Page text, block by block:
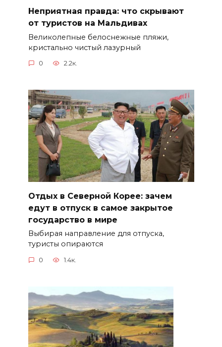
Неприятная правда: что скрывают
от туристов на Мальдивах
Великолепные белоснежные пляжи,
кристально чистый лазурный
0 2.2к.
Отдых в Северной Корее: зачем
едут в отпуск в самое закрытое
государство в мире
Выбирая направление для отпуска,
туристы опираются
0 1.4к.